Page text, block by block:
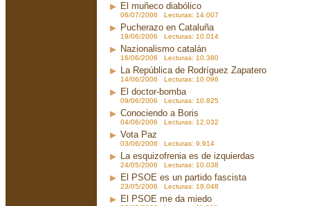
El muñeco diabólico
06/07/2006 Lecturas: 14.007
Pucherazo en Cataluña
19/06/2006 Lecturas: 10.014
Nazionalismo catalán
16/06/2006 Lecturas: 10.380
La República de Rodríguez Zapatero
14/06/2006 Lecturas: 10.096
El doctor-bomba
09/06/2006 Lecturas: 10.825
Conociendo a Boris
04/06/2006 Lecturas: 12.032
Vota Paz
03/06/2006 Lecturas: 9.914
La esquizofrenia es de izquierdas
24/05/2006 Lecturas: 10.038
El PSOE es un partido fascista
23/05/2006 Lecturas: 19.048
El PSOE me da miedo